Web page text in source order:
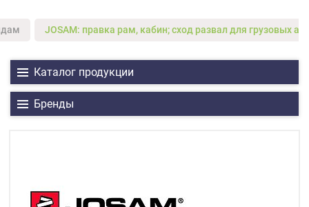
JOSAM: правка рам, кабин; сход развал для грузовых
Каталог продукции
Бренды